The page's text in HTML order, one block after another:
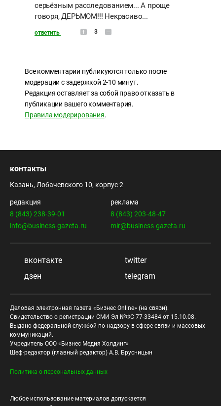
серьёзным расследованием... А проще
говоря, ДЕРЬМОМ!!! Некрасиво...
ответить 3
Все комментарии публикуются только после
модерации с задержкой 2-10 минут.
Редакция оставляет за собой право отказать в
публикации вашего комментария.
Правила модерирования.
контакты
Казань, Лобачевского 10, корпус 2
редакция
8 (843) 238-39-01
info@business-gazeta.ru
реклама
8 (843) 203-48-47
mir@business-gazeta.ru
вконтакте
twitter
дзен
telegram
Деловая электронная газета «Бизнес Online» (на связи).
Свидетельство о регистрации СМИ Эл №ФС 77-33484 от 15.10.08.
Выдано федеральной службой по надзору в сфере связи и массовых
коммуникаций.
Учредитель ООО «Бизнес Медия Холдинг»
Шеф-редактор (главный редактор) А.В. Брусницын
Политика о персональных данных
Любое использование материалов допускается